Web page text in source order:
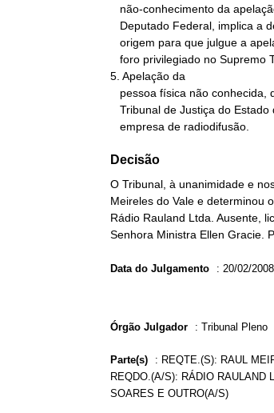
5. Apelação da
   empresa de radiodifusão.
Decisão
O Tribunal, à unanimidade e
Meireles do Vale e determinou
Rádio Rauland Ltda. Ausente,
Senhora Ministra Ellen Gracie.
Data do Julgamento : 20/02/2008
Órgão Julgador : Tribunal Pleno
Parte(s) : REQTE.(S): RAUL
REQDO.(A/S): RÁDIO RAULAND
SOARES E OUTRO(A/S)